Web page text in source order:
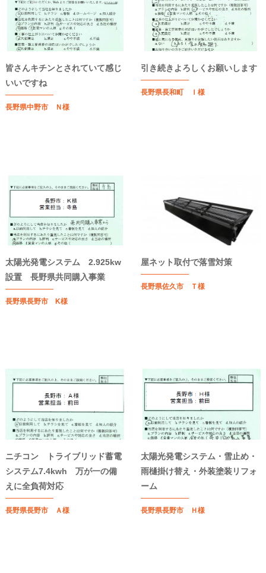
皆さんキチンとされていて感じ
いいですね
長野県中野市 Ｎ様
引き続きよろしくお願いします
長野県長和町 Ｉ様
太陽光発電システム 2.925kw
設置 長野県共同購入事業
長野県長野市 K様
屋ネット取付で落雪対策
長野県佐久市 Ｔ様
ニチコン トライブリッド蓄電
システム7.4kwh 万が一の備
えに全負荷対応
長野県長野市 Ａ様
太陽光発電システム・雪止め・
雨樋掛け替え・外装塗装リフォ
ーム
長野県長野市 Ｈ様